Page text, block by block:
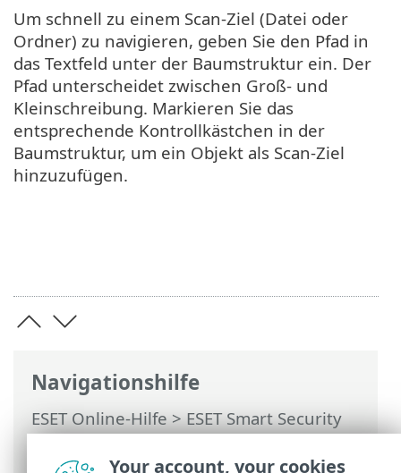
Navigationshilfe
ESET Online-Hilfe>ESET Smart Security
Premium>Erweiterte Einstellungen>
Prüfungen>Geräte-Scan > Zu prüfende
Um schnell zu einem Scan-Ziel (Datei oder
Ordner) zu navigieren, geben Sie den Pfad in
das Textfeld unter der Baumstruktur ein. Der
Pfad unterscheidet zwischen Groß- und
Kleinschreibung. Markieren Sie das
entsprechende Kontrollkästchen in der
Baumstruktur, um ein Objekt als Scan-Ziel
hinzuzufügen.
Your account, your cookies